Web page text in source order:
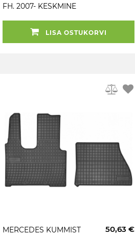
FH. 2007- KESKMINE
LISA OSTUKORVI
MERCEDES KUMMIST
50,63 €